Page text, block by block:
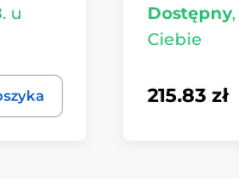
u
Dostępny,
Ciebie
215.83 zł